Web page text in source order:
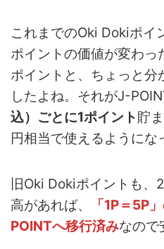
これまでのOki Dokiポイ
ポイントの価値が変わっ
ポイントと、ちょっと分
したよね。それがJ-
込）ごとに1ポイント貯
円相当で使えるようにな
旧Oki Dokiポイントも
高があれば、
「1P＝5P
POINTへ移行済みなので